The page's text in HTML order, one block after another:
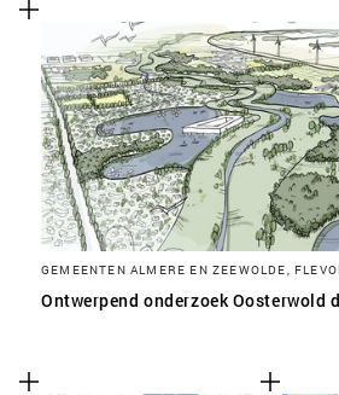
GEMEENTEN ALMERE EN ZEEWOLDE,
Ontwerpend onderzoek Oosterwold